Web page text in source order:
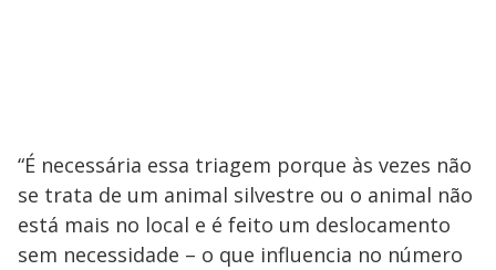
“É necessária essa triagem porque às vezes não
se trata de um animal silvestre ou o animal não
está mais no local e é feito um deslocamento
sem necessidade – o que influencia no número